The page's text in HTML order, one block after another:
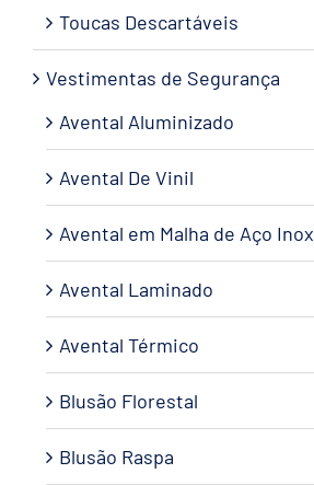
Toucas Descartáveis
Vestimentas de Segurança
Avental Aluminizado
Avental De Vinil
Avental em Malha de Aço Inox
Avental Laminado
Avental Térmico
Blusão Florestal
Blusão Raspa